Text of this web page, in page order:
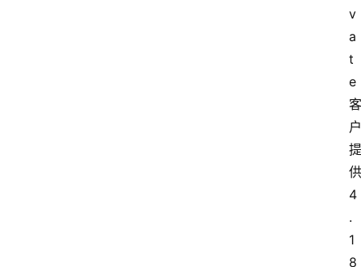
v
a
t
e
客
户
提
供
4
.
1
8